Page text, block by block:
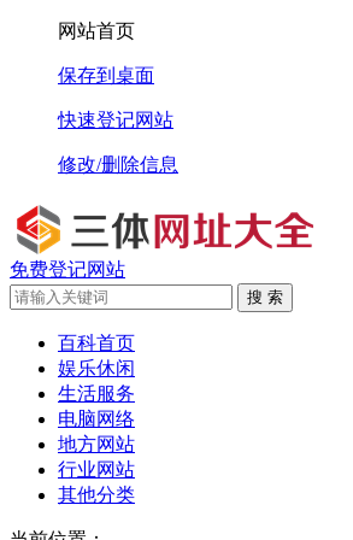
网站首页
保存到桌面
快速登记网站
修改/删除信息
免费登记网站
搜 索
百科首页
娱乐休闲
生活服务
电脑网络
地方网站
行业网站
其他分类